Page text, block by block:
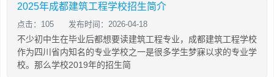
2025年成都建筑工程学校招生简介
点击：105 发布时间：2026-04-18
不少初中生在毕业后都想要读建筑工程专业，成都建筑工程学校
作为四川省内知名的专业学校之一是很多学生梦寐以求的专业学
校。那么学校2019年的招生简